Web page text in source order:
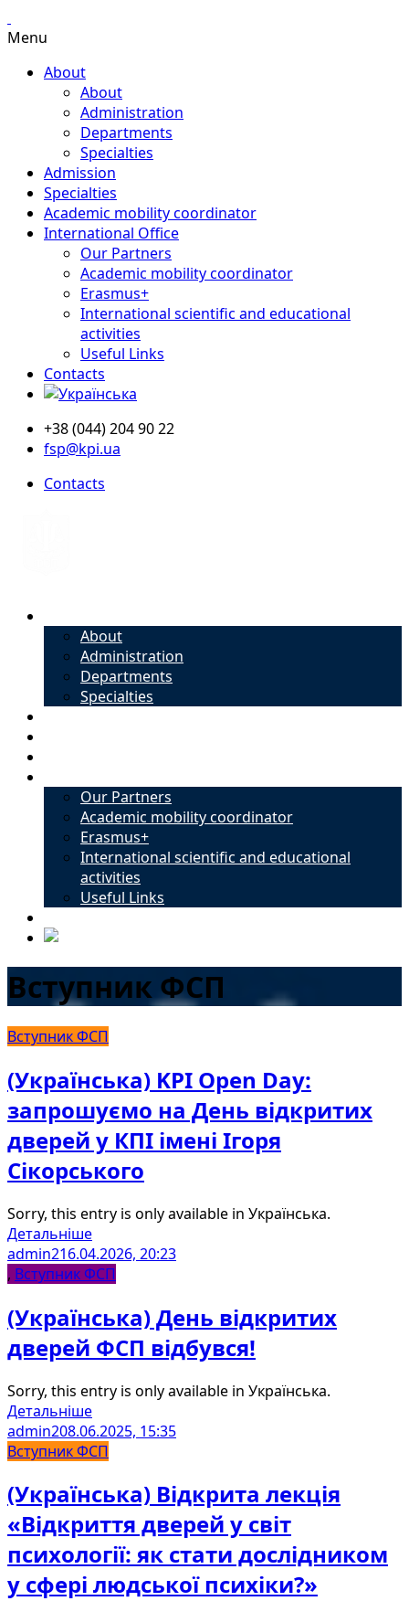
Menu
About
About
Administration
Departments
Specialties
Admission
Specialties
Academic mobility coordinator
International Office
Our Partners
Academic mobility coordinator
Erasmus+
International scientific and educational
activities
Useful Links
Contacts
+38 (044) 204 90 22
fsp@kpi.ua
Contacts
About
Administration
Departments
Specialties
Our Partners
Academic mobility coordinator
Erasmus+
International scientific and educational
activities
Useful Links
Вступник ФСП
Вступник ФСП
(Українська) KPI Open Day:
запрошуємо на День відкритих
дверей у КПІ імені Ігоря
Сікорського
Sorry, this entry is only available in Українська.
Детальніше
admin216.04.2026, 20:23
, Вступник ФСП
(Українська) День відкритих
дверей ФСП відбувся!
Sorry, this entry is only available in Українська.
Детальніше
admin208.06.2025, 15:35
Вступник ФСП
(Українська) Відкрита лекція
«Відкриття дверей у світ
психології: як стати дослідником
у сфері людської психіки?»